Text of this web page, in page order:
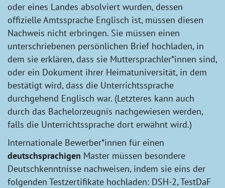
oder eines Landes absolviert wurden, dessen
offizielle Amtssprache Englisch ist, müssen diesen
Nachweis nicht erbringen. Sie müssen einen
unterschriebenen persönlichen Brief hochladen, in
dem sie erklären, dass sie Muttersprachler*innen sind,
oder ein Dokument ihrer Heimatuniversität, in dem
bestätigt wird, dass die Unterrichtssprache
durchgehend Englisch war. (Letzteres kann auch
durch das Bachelorzeugnis nachgewiesen werden,
falls die Unterrichtssprache dort erwähnt wird.)
Internationale Bewerber*innen für einen
deutschsprachigen Master müssen besondere
Deutschkenntnisse nachweisen, indem sie eins der
folgenden Testzertifikate hochladen: DSH-2, TestDaF